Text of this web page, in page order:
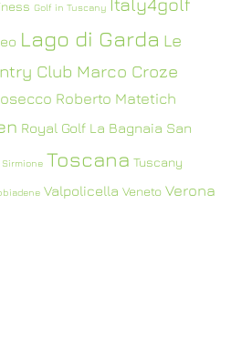
Golf in Tuscany
Lago di Garda Le
Club Marco Croze
Roberto Matetich
Royal Golf La Bagnaia San
Sirmione Toscana Tuscany
Valpolicella Veneto Verona